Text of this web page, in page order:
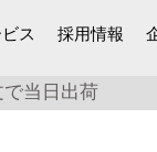
ス 採用情報
で当日出荷